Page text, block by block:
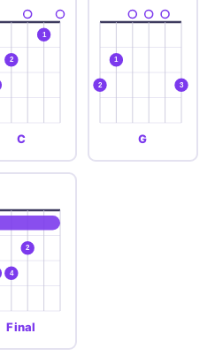
2
1
C
2
1
3
G
4
2
Final